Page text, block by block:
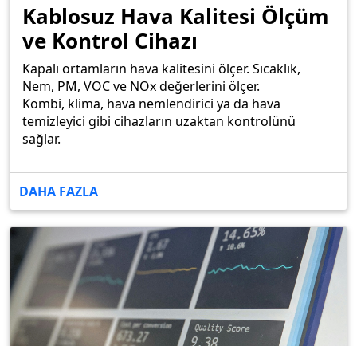
Kablosuz Hava Kalitesi Ölçüm
ve Kontrol Cihazı
Kapalı ortamların hava kalitesini ölçer. Sıcaklık,
Nem, PM, VOC ve NOx değerlerini ölçer.
Kombi, klima, hava nemlendirici ya da hava
temizleyici gibi cihazların uzaktan kontrolünü
sağlar.
DAHA FAZLA